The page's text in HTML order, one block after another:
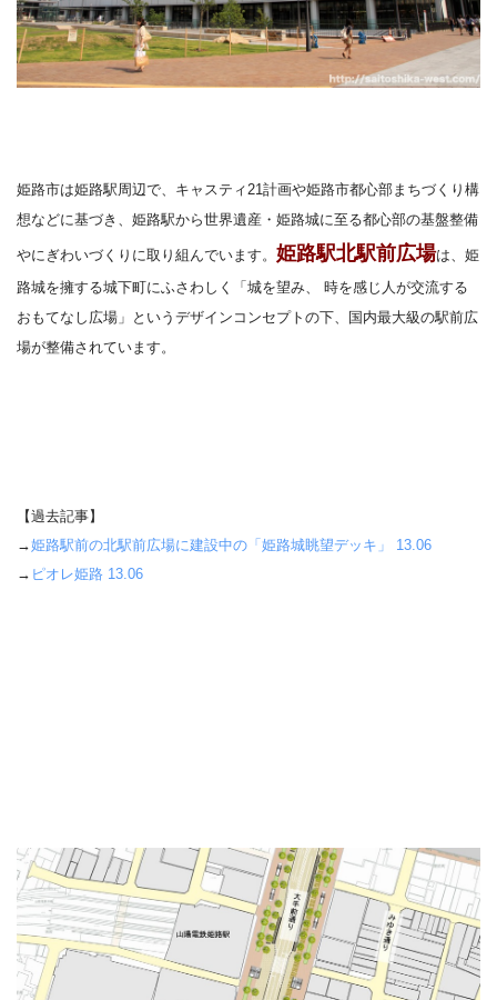
姫路市は姫路駅周辺で、キャスティ 21 計画や姫路市都心部まちづくり構
想などに基づき、姫路駅から世界遺産・姫路城に至る都心部の基盤整備
やにぎわいづくりに取り組んでいます。 姫路駅北駅前広場は、姫
路城を擁する城下町にふさわしく「城を望み、 時を感じ人が交流する
おもてなし広場」というデザインコンセプトの下、国内最大級の駅前広
場が整備されています。
【過去記事】
→姫路駅前の北駅前広場に建設中の「姫路城眺望デッキ」 13.06
→ ピオレ姫路 13.06